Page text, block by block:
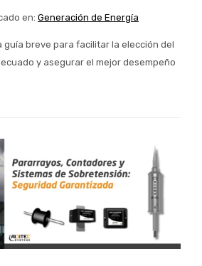
en: Generación de Energía
guía breve para facilitar la elección del
y asegurar el mejor desempeño